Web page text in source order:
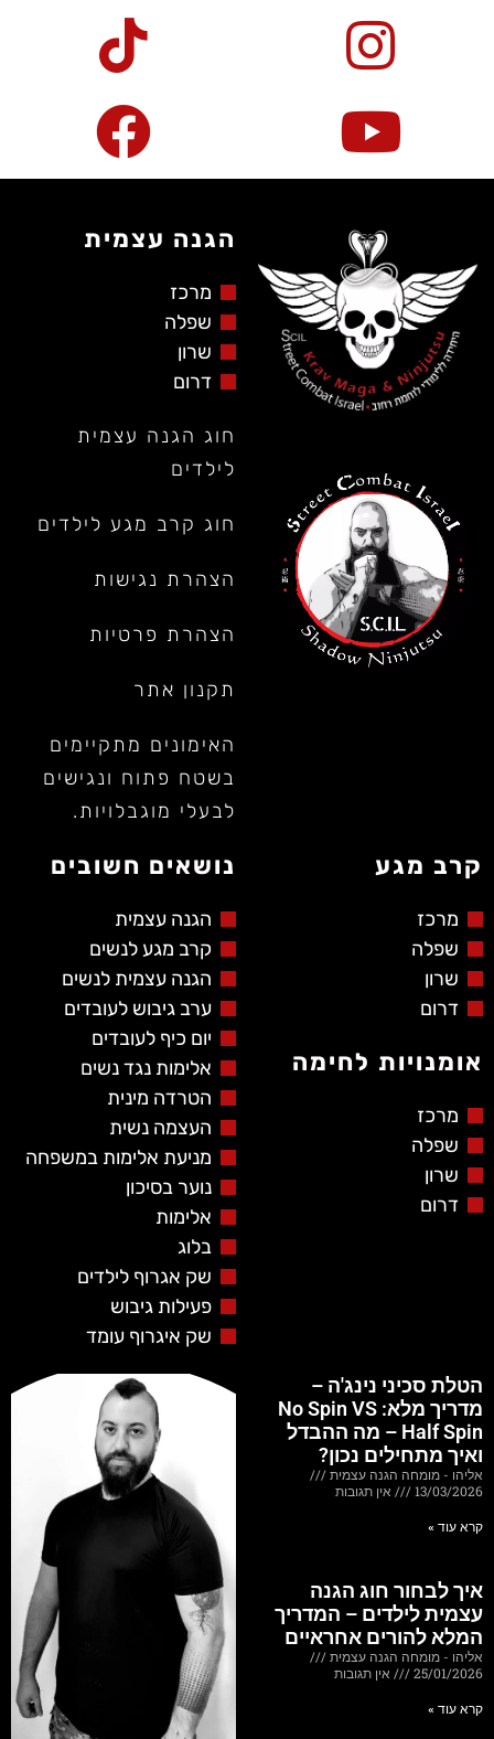
הגנה עצמית
מרכז
שפלה
שרון
דרום
חוג הגנה עצמית
לילדים
חוג קרב מגע לילדים
הצהרת נגישות
הצהרת פרטיות
תקנון אתר
האימונים מתקיימים
בשטח פתוח ונגישים
לבעלי מוגבלויות.
קרב מגע
מרכז
שפלה
שרון
דרום
אומנויות לחימה
מרכז
שפלה
שרון
דרום
נושאים חשובים
הגנה עצמית
קרב מגע לנשים
הגנה עצמית לנשים
ערב גיבוש לעובדים
יום כיף לעובדים
אלימות נגד נשים
הטרדה מינית
העצמה נשית
מניעת אלימות במשפחה
נוער בסיכון
אלימות
בלוג
שק אגרוף לילדים
פעילות גיבוש
שק איגרוף עומד
הטלת סכיני נינג'ה –
מדריך מלא: No Spin VS
Half Spin – מה ההבדל
ואיך מתחילים נכון?
אליהו - מומחה הגנה עצמית
13/03/2026
אין תגובות
קרא עוד »
איך לבחור חוג הגנה
עצמית לילדים – המדריך
המלא להורים אחראיים
אליהו - מומחה הגנה עצמית
25/01/2026
אין תגובות
קרא עוד »